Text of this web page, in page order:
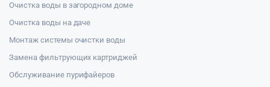
Очистка воды в загородном доме
Очистка воды на даче
Монтаж системы очистки воды
Замена фильтрующих картриджей
Обслуживание пурифайеров